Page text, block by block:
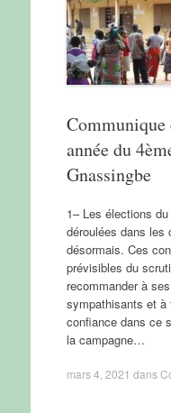
Communique
année du
Gnassingbe
1– Les élections
déroulées dans les
désormais. Ces
prévisibles du
recommander à
sympathisants et à
confiance dans ce
la campagne…
mars 4, 2021 dans